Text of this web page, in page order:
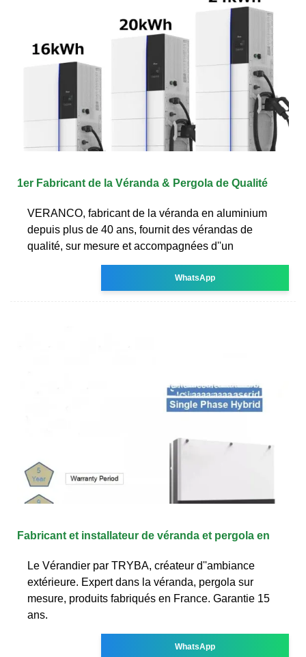
1er Fabricant de la Véranda & Pergola de Qualité
VERANCO, fabricant de la véranda en aluminium
depuis plus de 40 ans, fournit des vérandas de
qualité, sur mesure et accompagnées d''un
WhatsApp
Fabricant et installateur de véranda et pergola en
Le Vérandier par TRYBA, créateur d''ambiance
extérieure. Expert dans la véranda, pergola sur
mesure, produits fabriqués en France. Garantie 15
ans.
WhatsApp